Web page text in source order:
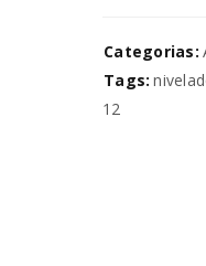
pessoais serão
por toda a loja, para gerir
Categorias:
Tags:
12